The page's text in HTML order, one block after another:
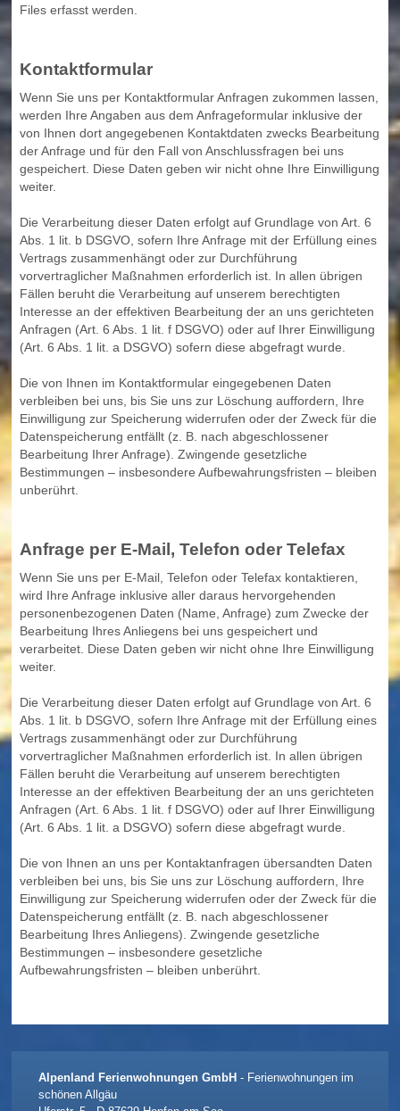
Files erfasst werden.
Kontaktformular
Wenn Sie uns per Kontaktformular Anfragen zukommen lassen,
werden Ihre Angaben aus dem Anfrageformular inklusive der
von Ihnen dort angegebenen Kontaktdaten zwecks Bearbeitung
der Anfrage und für den Fall von Anschlussfragen bei uns
gespeichert. Diese Daten geben wir nicht ohne Ihre Einwilligung
weiter.
Die Verarbeitung dieser Daten erfolgt auf Grundlage von Art. 6
Abs. 1 lit. b DSGVO, sofern Ihre Anfrage mit der Erfüllung eines
Vertrags zusammenhängt oder zur Durchführung
vorvertraglicher Maßnahmen erforderlich ist. In allen übrigen
Fällen beruht die Verarbeitung auf unserem berechtigten
Interesse an der effektiven Bearbeitung der an uns gerichteten
Anfragen (Art. 6 Abs. 1 lit. f DSGVO) oder auf Ihrer Einwilligung
(Art. 6 Abs. 1 lit. a DSGVO) sofern diese abgefragt wurde.
Die von Ihnen im Kontaktformular eingegebenen Daten
verbleiben bei uns, bis Sie uns zur Löschung auffordern, Ihre
Einwilligung zur Speicherung widerrufen oder der Zweck für die
Datenspeicherung entfällt (z. B. nach abgeschlossener
Bearbeitung Ihrer Anfrage). Zwingende gesetzliche
Bestimmungen – insbesondere Aufbewahrungsfristen – bleiben
unberührt.
Anfrage per E-Mail, Telefon oder Telefax
Wenn Sie uns per E-Mail, Telefon oder Telefax kontaktieren,
wird Ihre Anfrage inklusive aller daraus hervorgehenden
personenbezogenen Daten (Name, Anfrage) zum Zwecke der
Bearbeitung Ihres Anliegens bei uns gespeichert und
verarbeitet. Diese Daten geben wir nicht ohne Ihre Einwilligung
weiter.
Die Verarbeitung dieser Daten erfolgt auf Grundlage von Art. 6
Abs. 1 lit. b DSGVO, sofern Ihre Anfrage mit der Erfüllung eines
Vertrags zusammenhängt oder zur Durchführung
vorvertraglicher Maßnahmen erforderlich ist. In allen übrigen
Fällen beruht die Verarbeitung auf unserem berechtigten
Interesse an der effektiven Bearbeitung der an uns gerichteten
Anfragen (Art. 6 Abs. 1 lit. f DSGVO) oder auf Ihrer Einwilligung
(Art. 6 Abs. 1 lit. a DSGVO) sofern diese abgefragt wurde.
Die von Ihnen an uns per Kontaktanfragen übersandten Daten
verbleiben bei uns, bis Sie uns zur Löschung auffordern, Ihre
Einwilligung zur Speicherung widerrufen oder der Zweck für die
Datenspeicherung entfällt (z. B. nach abgeschlossener
Bearbeitung Ihres Anliegens). Zwingende gesetzliche
Bestimmungen – insbesondere gesetzliche
Aufbewahrungsfristen – bleiben unberührt.
Alpenland Ferienwohnungen GmbH - Ferienwohnungen im
schönen Allgäu